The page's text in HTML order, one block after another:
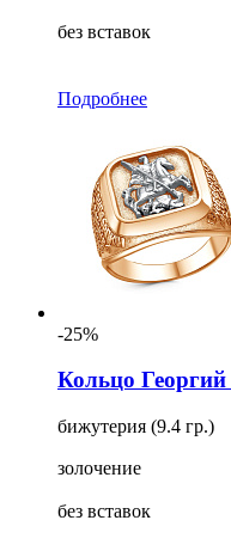
без вставок
Подробнее
-25%
Кольцо
бижутерия (9.4 гр.)
золочение
без вставок